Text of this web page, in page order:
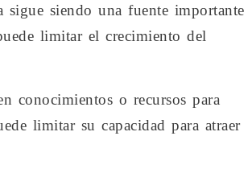
sigue siendo una fuente importante
limitar el crecimiento del
conocimientos o recursos para
limitar su capacidad para atraer